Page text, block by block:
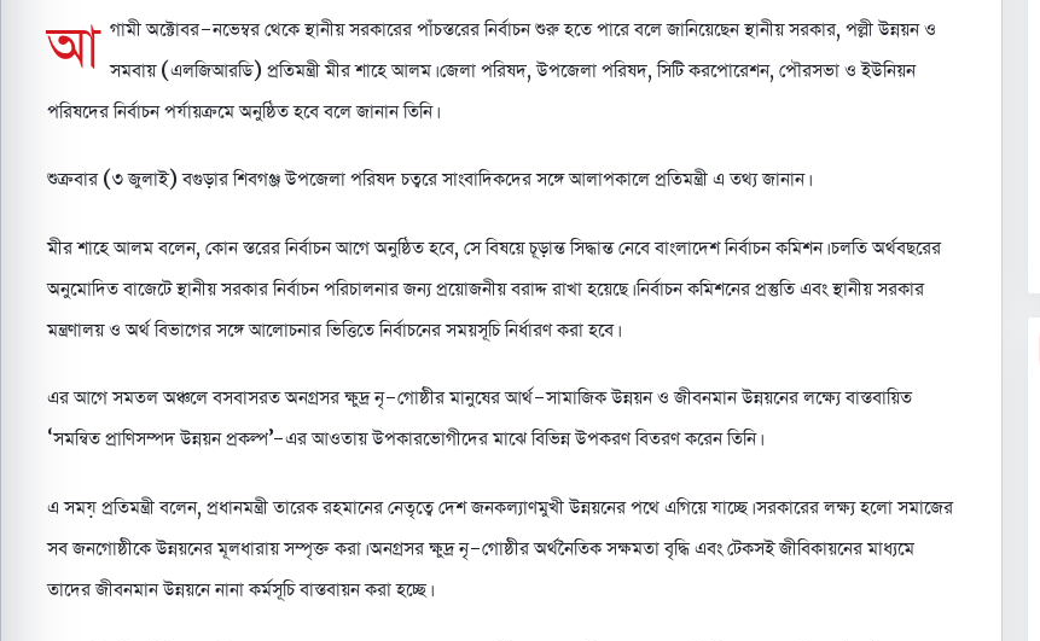
আ গামী অক্টোবর-নভেম্বর থেকে স্থানীয় সরকারের পাঁচস্তরের নির্বাচন শুরু হতে পারে বলে জানিয়েছেন স্থানীয় সরকার, পল্লী উন্নয়ন ও
সমবায় (এলজিআরডি) প্রতিমন্ত্রী মীর শাহে আলম। জেলা পরিষদ, উপজেলা পরিষদ, সিটি করপোরেশন, পৌরসভা ও ইউনিয়ন
পরিষদের নির্বাচন পর্যায়ক্রমে অনুষ্ঠিত হবে বলে জানান তিনি।
শুক্রবার (৩ জুলাই) বগুড়ার শিবগঞ্জ উপজেলা পরিষদ চত্বরে সাংবাদিকদের সঙ্গে আলাপকালে প্রতিমন্ত্রী এ তথ্য জানান।
মীর শাহে আলম বলেন, কোন স্তরের নির্বাচন আগে অনুষ্ঠিত হবে, সে বিষয়ে চূড়ান্ত সিদ্ধান্ত নেবে বাংলাদেশ নির্বাচন কমিশন। চলতি অর্থবছরের
অনুমোদিত বাজেটে স্থানীয় সরকার নির্বাচন পরিচালনার জন্য প্রয়োজনীয় বরাদ্দ রাখা হয়েছে। নির্বাচন কমিশনের প্রস্তুতি এবং স্থানীয় সরকার
মন্ত্রণালয় ও অর্থ বিভাগের সঙ্গে আলোচনার ভিত্তিতে নির্বাচনের সময়সূচি নির্ধারণ করা হবে।
এর আগে সমতল অঞ্চলে বসবাসরত অনগ্রসর ক্ষুদ্র নৃ-গোষ্ঠীর মানুষের আর্থ-সামাজিক উন্নয়ন ও জীবনমান উন্নয়নের লক্ষ্যে বাস্তবায়িত
‘সমন্বিত প্রাণিসম্পদ উন্নয়ন প্রকল্প’-এর আওতায় উপকারভোগীদের মাঝে বিভিন্ন উপকরণ বিতরণ করেন তিনি।
এ সময় প্রতিমন্ত্রী বলেন, প্রধানমন্ত্রী তারেক রহমানের নেতৃত্বে দেশ জনকল্যাণমুখী উন্নয়নের পথে এগিয়ে যাচ্ছে। সরকারের লক্ষ্য হলো সমাজের
সব জনগোষ্ঠীকে উন্নয়নের মূলধারায় সম্পৃক্ত করা। অনগ্রসর ক্ষুদ্র নৃ-গোষ্ঠীর অর্থনৈতিক সক্ষমতা বৃদ্ধি এবং টেকসই জীবিকায়নের মাধ্যমে
তাদের জীবনমান উন্নয়নে নানা কর্মসূচি বাস্তবায়ন করা হচ্ছে।